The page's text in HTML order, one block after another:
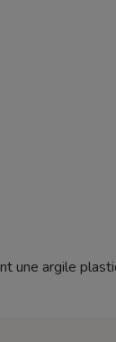
une argile